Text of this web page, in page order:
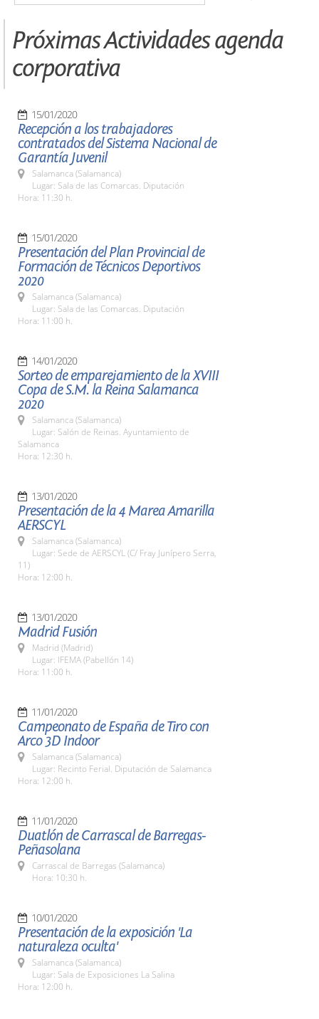
Próximas Actividades agenda
corporativa
15/01/2020
Recepción a los trabajadores
contratados del Sistema Nacional de
Garantía Juvenil
Salamanca (Salamanca)
Lugar: Sala de las Comarcas. Diputación
Hora: 11:30 h.
15/01/2020
Presentación del Plan Provincial de
Formación de Técnicos Deportivos
2020
Salamanca (Salamanca)
Lugar: Sala de las Comarcas. Diputación
Hora: 11:00 h.
14/01/2020
Sorteo de emparejamiento de la XVIII
Copa de S.M. la Reina Salamanca
2020
Salamanca (Salamanca)
Lugar: Salón de Reinas. Ayuntamiento de
Salamanca
Hora: 12:30 h.
13/01/2020
Presentación de la 4 Marea Amarilla
AERSCYL
Salamanca (Salamanca)
Lugar: Sede de AERSCYL (C/ Fray Junípero Serra,
11)
Hora: 12:00 h.
13/01/2020
Madrid Fusión
Madrid (Madrid)
Lugar: IFEMA (Pabellón 14)
Hora: 11:00 h.
11/01/2020
Campeonato de España de Tiro con
Arco 3D Indoor
Salamanca (Salamanca)
Lugar: Recinto Ferial. Diputación de Salamanca
Hora: 12:00 h.
11/01/2020
Duatlón de Carrascal de Barregas-
Peñasolana
Carrascal de Barregas (Salamanca)
Hora: 10:30 h.
10/01/2020
Presentación de la exposición 'La
naturaleza oculta'
Salamanca (Salamanca)
Lugar: Sala de Exposiciones La Salina
Hora: 12:00 h.